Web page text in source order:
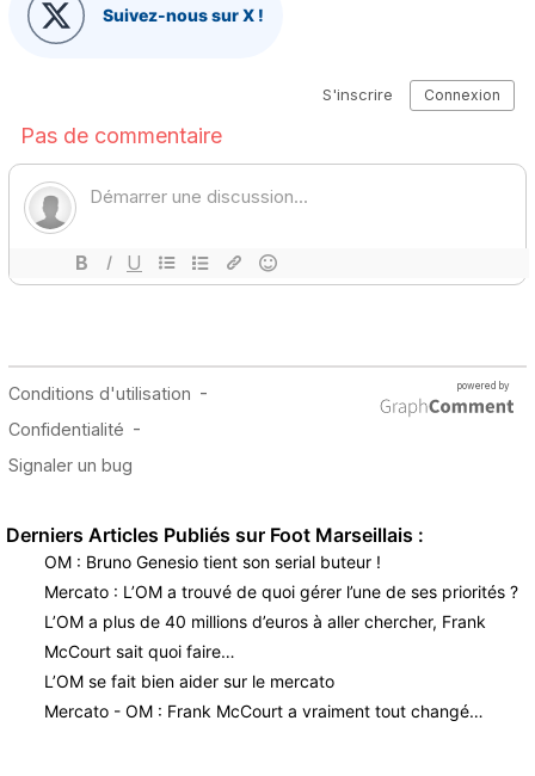
Suivez-nous sur X !
Derniers Articles Publiés sur Foot Marseillais :
OM : Bruno Genesio tient son serial buteur !
Mercato : L’OM a trouvé de quoi gérer l’une de ses priorités ?
L’OM a plus de 40 millions d’euros à aller chercher, Frank
McCourt sait quoi faire…
L’OM se fait bien aider sur le mercato
Mercato - OM : Frank McCourt a vraiment tout changé…